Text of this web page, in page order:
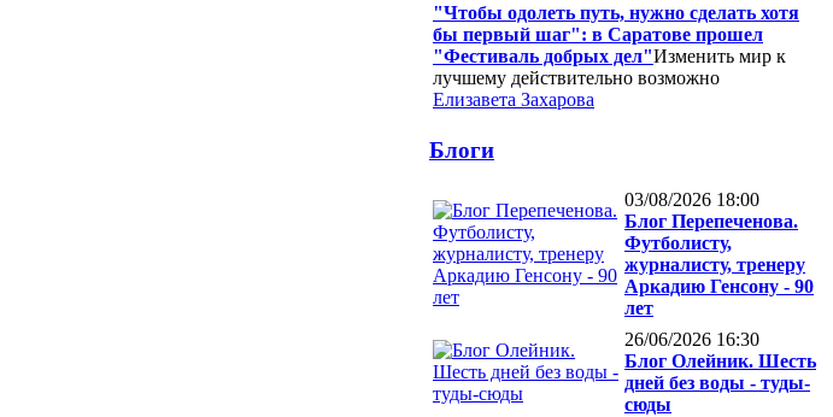
"Чтобы одолеть путь, нужно сделать хотя
бы первый шаг": в Саратове прошел
"Фестиваль добрых дел"Изменить мир к
лучшему действительно возможно
Елизавета Захарова
Блоги
03/08/2026 18:00
Блог Перепеченова.
Футболисту,
журналисту, тренеру
Аркадию Генсону - 90
лет
26/06/2026 16:30
Блог Олейник. Шесть
дней без воды - туды-
сюды